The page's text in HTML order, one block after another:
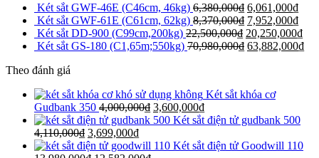
Két sắt GWF-46E (C46cm, 46kg) 6,380,000₫ 6,061,000₫
Két sắt GWF-61E (C61cm, 62kg) 8,370,000₫ 7,952,000₫
Két sắt DD-900 (C99cm,200kg) 22,500,000₫ 20,250,000₫
Két sắt GS-180 (C1,65m;550kg) 70,980,000₫ 63,882,000₫
Theo đánh giá
Két sắt khóa cơ
Gudbank 350 4,000,000₫ 3,600,000₫
Két sắt điện tử gudbank 500
4,110,000₫ 3,699,000₫
Két sắt điện tử Goodwill 110